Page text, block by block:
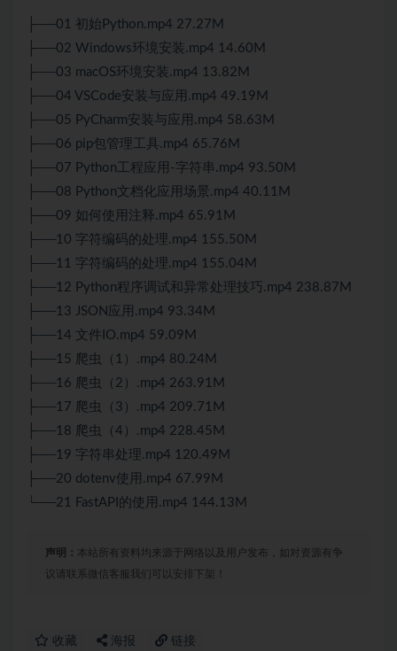
├──01 初始Python.mp4 27.27M
├──02 Windows环境安装.mp4 14.60M
├──03 macOS环境安装.mp4 13.82M
├──04 VSCode安装与应用.mp4 49.19M
├──05 PyCharm安装与应用.mp4 58.63M
├──06 pip包管理工具.mp4 65.76M
├──07 Python工程应用-字符串.mp4 93.50M
├──08 Python文档化应用场景.mp4 40.11M
├──09 如何使用注释.mp4 65.91M
├──10 字符编码的处理.mp4 155.50M
├──11 字符编码的处理.mp4 155.04M
├──12 Python程序调试和异常处理技巧.mp4 238.87M
├──13 JSON应用.mp4 93.34M
├──14 文件IO.mp4 59.09M
├──15 爬虫（1）.mp4 80.24M
├──16 爬虫（2）.mp4 263.91M
├──17 爬虫（3）.mp4 209.71M
├──18 爬虫（4）.mp4 228.45M
├──19 字符串处理.mp4 120.49M
├──20 dotenv使用.mp4 67.99M
└──21 FastAPI的使用.mp4 144.13M
声明： 本站所有资料均来源于网络以及用户发布，如对资源有争
议请联系微信客服我们可以安排下架！
收藏 海报 链接